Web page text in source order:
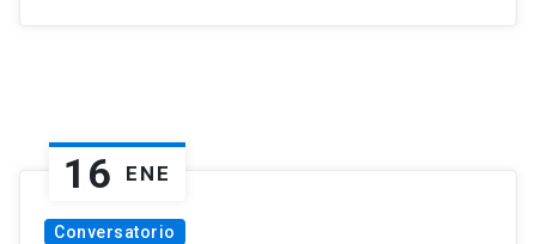
16 ENE
Conversatorio